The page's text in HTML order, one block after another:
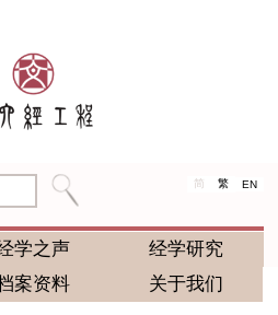
简 繁 EN
学之声
经学研究
案资料 关于我们